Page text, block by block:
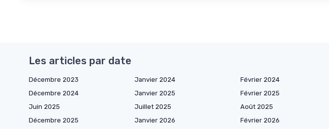
Les articles par date
Décembre 2023 Janvier 2024 Février 2024
Décembre 2024
Janvier 2025 Février 2025
Juin 2025
Juillet 2025 Août 2025
Décembre 2025
Janvier 2026 Février 2026